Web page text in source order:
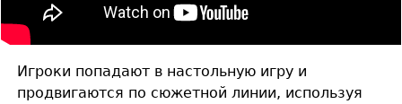
Игроки попадают в настольную игру и
продвигаются по сюжетной линии, используя